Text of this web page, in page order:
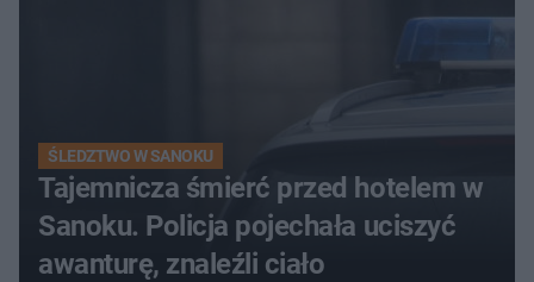
ŚLEDZTWO W SANOKU
Tajemnicza śmierć przed hotelem w
Sanoku. Policja pojechała uciszyć
awanturę, znaleźli ciało